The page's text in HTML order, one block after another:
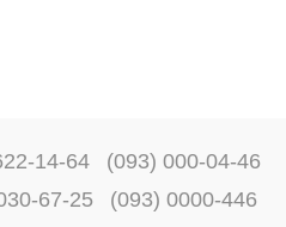
14-64
(093) 000-04-46
67-25
(093) 0000-446